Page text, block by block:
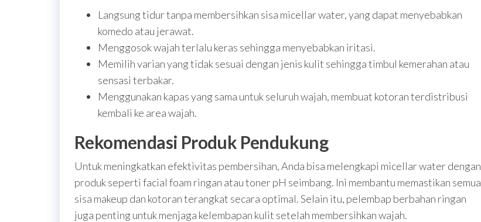
Langsung tidur tanpa membersihkan sisa micellar water, yang dapat menyebabkan
komedo atau jerawat.
Menggosok wajah terlalu keras sehingga menyebabkan iritasi.
Memilih varian yang tidak sesuai dengan jenis kulit sehingga timbul kemerahan atau
sensasi terbakar.
Menggunakan kapas yang sama untuk seluruh wajah, membuat kotoran terdistribusi
kembali ke area wajah.
Rekomendasi Produk Pendukung
Untuk meningkatkan efektivitas pembersihan, Anda bisa melengkapi micellar water dengan
produk seperti facial foam ringan atau toner pH seimbang. Ini membantu memastikan semua
sisa makeup dan kotoran terangkat secara optimal. Selain itu, pelembap berbahan ringan
juga penting untuk menjaga kelembapan kulit setelah membersihkan wajah.